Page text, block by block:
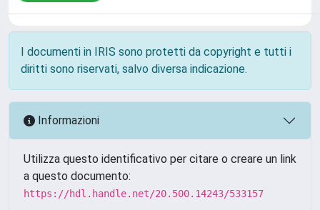
I documenti in IRIS sono protetti da copyright e tutti i
diritti sono riservati, salvo diversa indicazione.
Informazioni
Utilizza questo identificativo per citare o creare un link
a questo documento:
https://hdl.handle.net/20.500.14243/533157